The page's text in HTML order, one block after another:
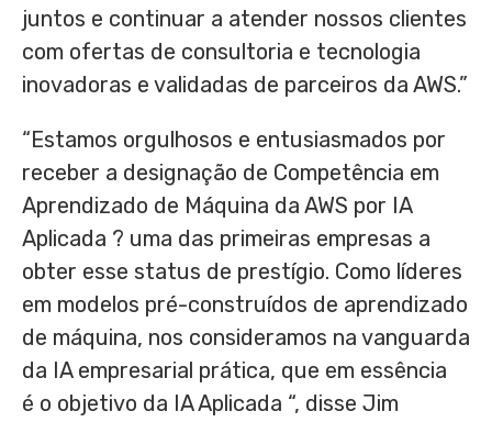
juntos e continuar a atender nossos clientes
com ofertas de consultoria e tecnologia
inovadoras e validadas de parceiros da AWS.”
“Estamos orgulhosos e entusiasmados por
receber a designação de Competência em
Aprendizado de Máquina da AWS por IA
Aplicada ? uma das primeiras empresas a
obter esse status de prestígio. Como líderes
em modelos pré-construídos de aprendizado
de máquina, nos consideramos na vanguarda
da IA empresarial prática, que em essência
é o objetivo da IA Aplicada “, disse Jim